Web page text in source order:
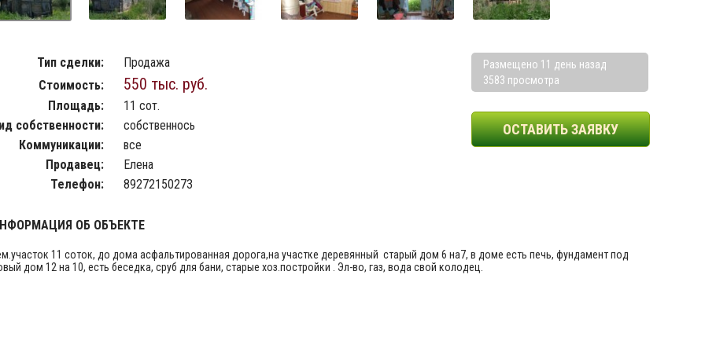
Тип сделки:
Продажа
Стоимость:
550 тыс. руб.
Площадь:
11 сот.
собственности:
собственнось
Коммуникации:
все
Продавец:
Елена
Телефон:
89272150273
Размещено 11 день назад
3583 просмотра
ОСТАВИТЬ ЗАЯВКУ
ОБ ОБЪЕКТЕ
11 соток, до дома асфальтированная дорога,на участке деревянный старый дом 6 на7, в доме есть печь, фундамент под
дом 12 на 10, есть беседка, сруб для бани, старые хоз.постройки . Эл-во, газ, вода свой колодец.